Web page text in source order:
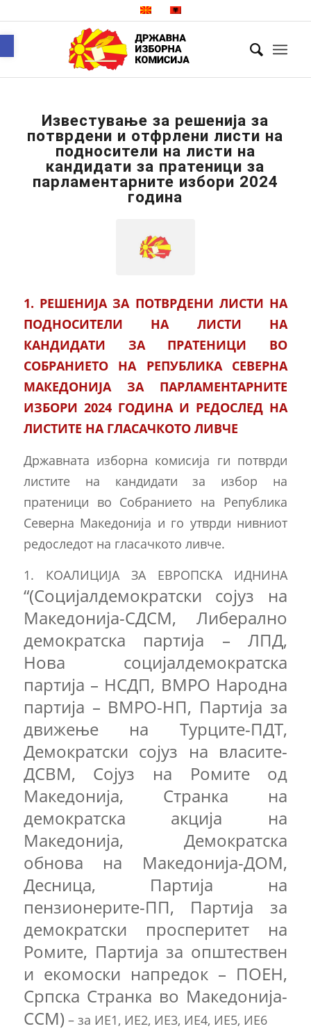
Известување за решенија за
потврдени и отфрлени листи на
подносители на листи на
кандидати за пратеници за
парламентарните избори 2024
година
1. РЕШЕНИЈА ЗА ПОТВРДЕНИ ЛИСТИ НА
ПОДНОСИТЕЛИ НА ЛИСТИ НА
КАНДИДАТИ ЗА ПРАТЕНИЦИ ВО
СОБРАНИЕТО НА РЕПУБЛИКА СЕВЕРНА
МАКЕДОНИЈА ЗА ПАРЛАМЕНТАРНИТЕ
ИЗБОРИ 2024 ГОДИНА И РЕДОСЛЕД НА
ЛИСТИТЕ НА ГЛАСАЧКОТО ЛИВЧЕ
Државната изборна комисија ги потврди
листите на кандидати за избор на
пратеници во Собранието на Република
Северна Македонија и го утврди нивниот
редоследот на гласачкото ливче.
1. КОАЛИЦИЈА ЗА ЕВРОПСКА ИДНИНА
“(Социјалдемократски сојуз на
Македонија-СДСМ, Либерално
демократска партија – ЛПД,
Нова социјалдемократска
партија – НСДП, ВМРО Народна
партија – ВМРО-НП, Партија за
движење на Турците-ПДТ,
Демократски сојуз на власите-
ДСВМ, Сојуз на Ромите од
Македонија, Странка на
демократска акција на
Македонија, Демократска
обнова на Македонија-ДОМ,
Десница, Партија на
пензионерите-ПП, Партија за
демократски просперитет на
Ромите, Партија за општествен
и екомоски напредок – ПОЕН,
Српска Странка во Македонија-
ССМ) – за ИЕ1, ИЕ2, ИЕ3, ИЕ4, ИЕ5, ИЕ6
Open toolbar